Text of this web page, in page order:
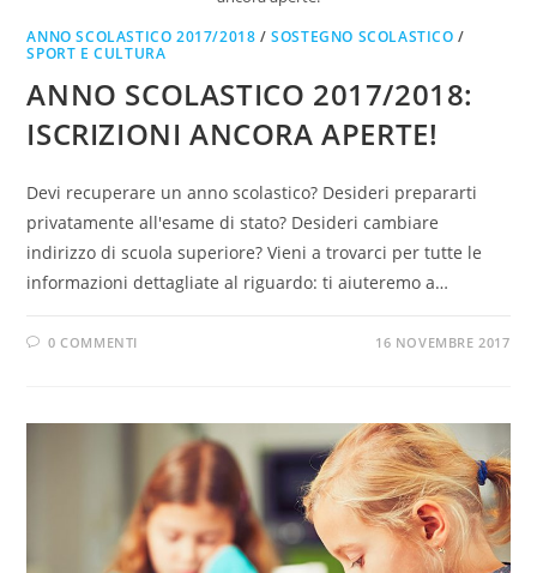
ANNO SCOLASTICO 2017/2018 /SOSTEGNO SCOLASTICO /
SPORT E CULTURA
ANNO SCOLASTICO 2017/2018:
ISCRIZIONI ANCORA APERTE!
Devi recuperare un anno scolastico? Desideri prepararti
privatamente all'esame di stato? Desideri cambiare
indirizzo di scuola superiore? Vieni a trovarci per tutte le
informazioni dettagliate al riguardo: ti aiuteremo a…
0 COMMENTI 16 NOVEMBRE 2017